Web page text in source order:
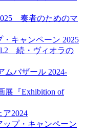
奏者のためのマ
キャンペーン 2025
続・ヴィオラの
ムバザール 2024-
展『Exhibition of
2024
プ・キャンペーン